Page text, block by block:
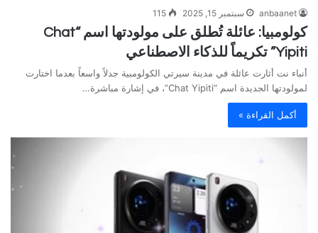
anbaanet سبتمبر 15, 2025 115
كولومبيا: عائلة تُطلق على مولودتها اسم “Chat
Yipiti” تكريماً للذكاء الاصطناعي
أنباء نت أثارت عائلة في مدينة سيرتي الكولومبية جدلاً واسعاً بعدما اختارت
لمولودتها الجديدة اسم “Chat Yipiti”، في إشارة مباشرة…
أكمل القراءة »